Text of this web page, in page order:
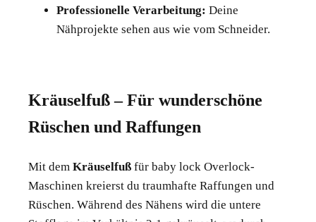
Professionelle Verarbeitung: Deine
Nähprojekte sehen aus wie vom Schneider.
Kräuselfuß – Für wunderschöne
Rüschen und Raffungen
Mit dem Kräuselfuß für baby lock Overlock-
Maschinen kreierst du traumhafte Raffungen und
Rüschen. Während des Nähens wird die untere